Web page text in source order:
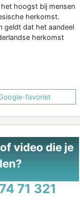
hoogst bij mensen
herkomst.
geldt dat het aandeel
herkomst
favoriet
video die je
71 321